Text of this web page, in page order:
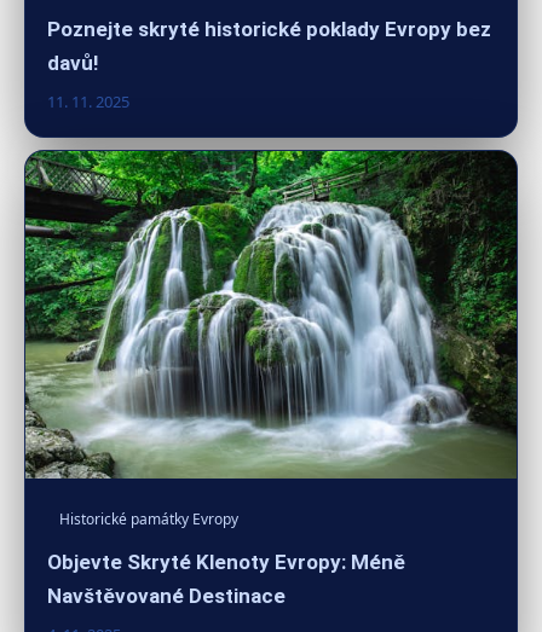
Poznejte skryté historické poklady Evropy bez
davů!
11. 11. 2025
Historické památky Evropy
Objevte Skryté Klenoty Evropy: Méně
Navštěvované Destinace